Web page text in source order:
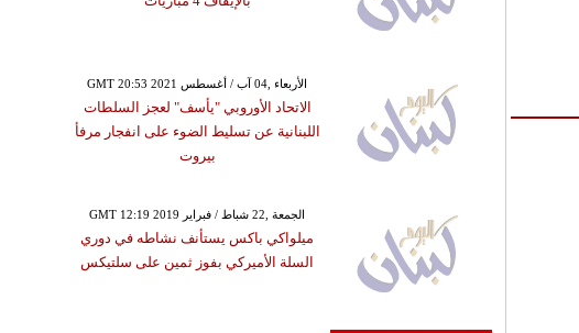
GMT 20:53 2021 الأربعاء ,04 آب / أغسطس
الاتحاد الأوروبي "يأسف" لعجز السلطات
اللبنانية عن تسليط الضوء على انفجار مرفأ
بيروت
GMT 12:19 2019 الجمعة ,22 شباط / فبراير
ميلواكي باكس يستأنف نشاطه في دوري
السلة الأميركي بفوز ثمين على سلتيكس